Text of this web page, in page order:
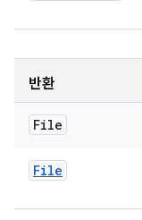
반환
File
File